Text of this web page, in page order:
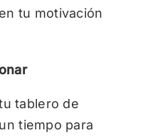
tu motivación
tablero de
tiempo para